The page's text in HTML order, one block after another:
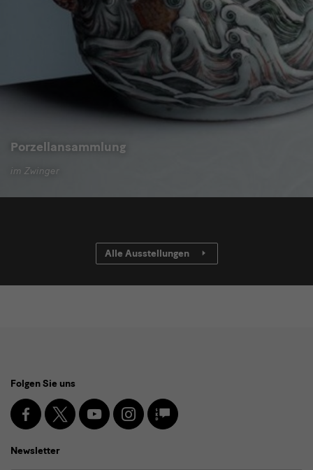
Porzellansammlung
im Zwinger
Alle Ausstellungen
Media
und
Newsletter
Folgen Sie uns
Facebook
X YoutubeInstagramSKD
Blog
Newsletter